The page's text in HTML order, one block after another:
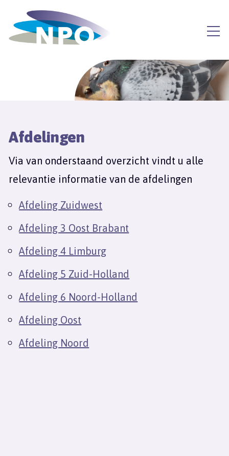
Afdelingen
Via van onderstaand overzicht vindt u alle
relevantie informatie van de afdelingen
Afdeling Zuidwest
Afdeling 3 Oost Brabant
Afdeling 4 Limburg
Afdeling 5 Zuid-Holland
Afdeling 6 Noord-Holland
Afdeling Oost
Afdeling Noord